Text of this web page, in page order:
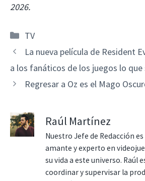
2026.
Categorías
TV
La nueva película de Resident
a los fanáticos de los juegos lo
Regresar a Oz es el Mago
Raúl Martínez
Nuestro Jefe de Redacción
amante y experto en
su vida a este universo. Raúl
coordinar y supervisar la